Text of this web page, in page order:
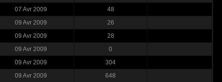
07 Avr 2009
48
09 Avr 2009
26
09 Avr 2009
28
09 Avr 2009
0
09 Avr 2009
304
09 Avr 2009
648